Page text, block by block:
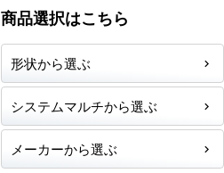
商品選択はこちら
形状から選ぶ
システムマルチから選ぶ
メーカーから選ぶ